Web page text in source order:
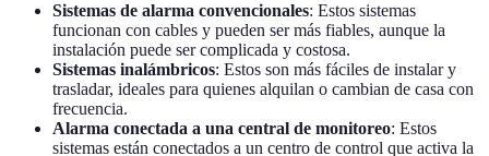
Sistemas de alarma convencionales: Estos sistemas
funcionan con cables y pueden ser más fiables, aunque la
instalación puede ser complicada y costosa.
Sistemas inalámbricos: Estos son más fáciles de instalar y
trasladar, ideales para quienes alquilan o cambian de casa con
frecuencia.
Alarma conectada a una central de monitoreo: Estos
sistemas están conectados a un centro de control que activa la